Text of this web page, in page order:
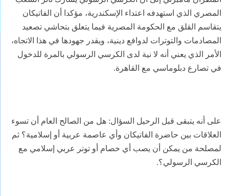
المصري الذي استهدفه اعتداء الإسكندرية، مؤكدا أن الفاتيكان
يتقاسم القلق مع الحكومة المصرية فيما يتعلق بتحاشي تصعيد
المصادمات والتوترات لدوافع دينية، ويقدر جهودها في هذا الاتجاه،
الأمر الذي يعني أنه لا نية لدى الكرسي الرسولي بالمرة للدخول
في تصارع دبلوماسي مع القاهرة.
على أنه يتبقى قبل الرحيل السؤال: هل من الصالح العام أن تسوء
العلاقات بين حاضرة الفاتيكان وأي عاصمة عربية أو إسلامية؟ ثم
لمصلحة من يمكن أن يصب أي خصام أو توتر عربي إسلامي مع
الكرسي الرسولي؟.